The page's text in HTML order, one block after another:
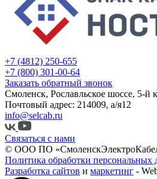
+7 (4812) 250-655
+7 (800) 301-00-64
Заказать обратный звонок
Смоленск, Рославльское шоссе, 5-й
Почтовый адрес: 214009, а/я12
info@selcab.ru
Связаться с нами
© ООО ПО
Политика обработки персональных
Разработка сайтов и маркетинг -